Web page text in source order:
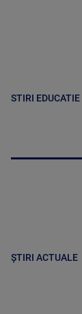
STIRI EDUCATIE
ȘTIRI ACTUALE